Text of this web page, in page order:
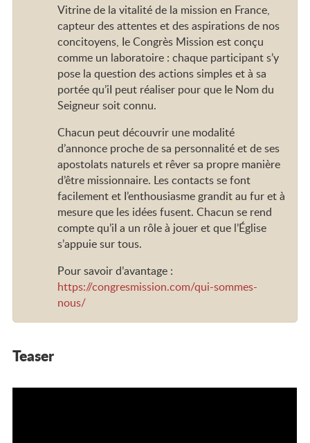
Vitrine de la vitalité de la mission en France,
capteur des attentes et des aspirations de nos
concitoyens, Ie Congrès Mission est conçu
comme un laboratoire : chaque participant s’y
pose la question des actions simples et à sa
portée qu’iI peut réaliser pour que Ie Nom du
Seigneur soit connu.
Chacun peut découvrir une modalité
d’annonce proche de sa personnalité et de ses
apostolats naturels et rêver sa propre manière
d’être missionnaire. Les contacts se font
facilement et I’enthousiasme grandit au fur et à
mesure que les idées fusent. Chacun se rend
compte qu’iI a un rôle à jouer et que l’Église
s’appuie sur tous.
Pour savoir d’avantage :
https://congresmission.com/qui-sommes-
nous/
Teaser